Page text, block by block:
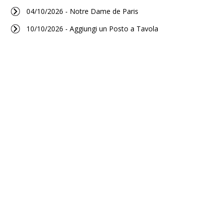
04/10/2026 - Notre Dame de Paris
10/10/2026 - Aggiungi un Posto a Tavola